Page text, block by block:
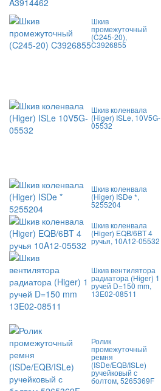
Шкив
промежуточный
(C245-20),
C3926855
Шкив коленвала
(Higer) ISLe, 10V5G-
05532
Шкив коленвала
(Higer) ISDe *,
5255204
Шкив коленвала
(Higer) EQB/6BT 4
ручья, 10A12-05532
Шкив вентилятора
радиатора (Higer) 1
ручей D=150 mm,
13E02-08511
Ролик
промежуточный
ремня
(ISDe/EQB/ISLe)
ручейковый с
болтом, 5265369F